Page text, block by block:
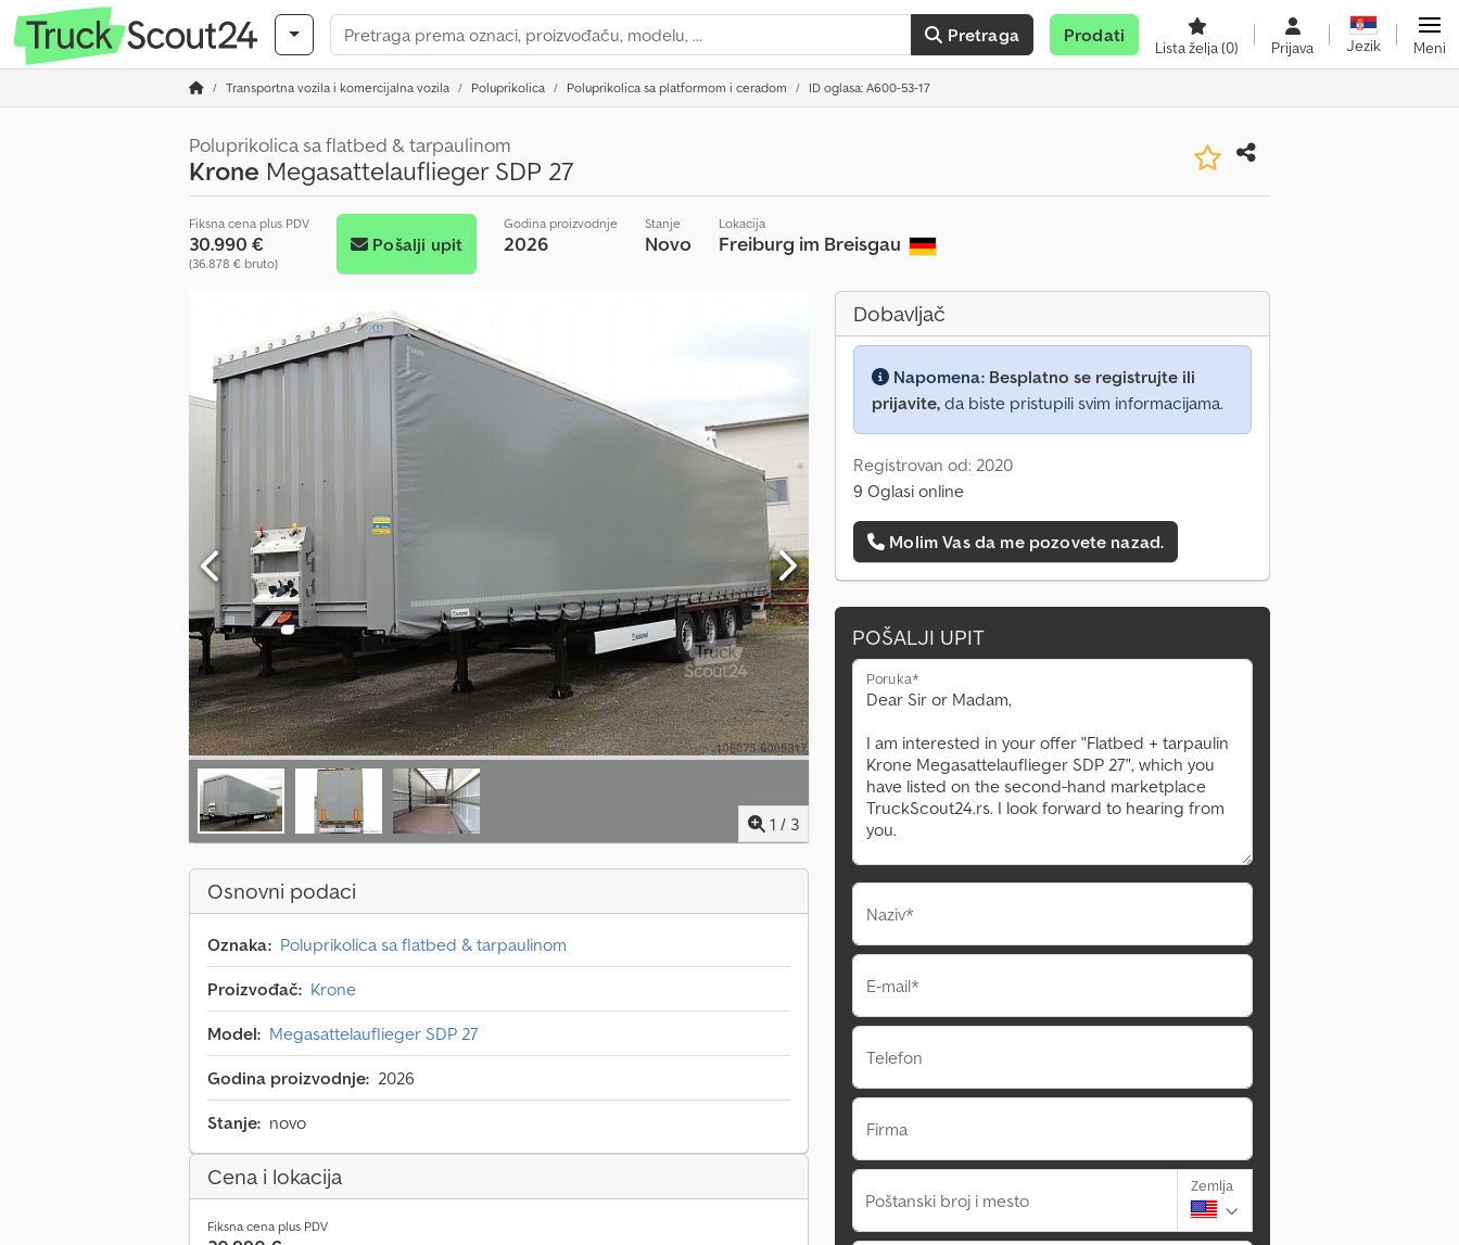
Pretraga Prodati
Lista želja(0) Prijava Jezik Meni
Transportna vozila i komercijalna vozila Poluprikolica Poluprikolica sa platformom i ceradom ID oglasa: A600-53-17
Poluprikolica sa flatbed & tarpaulinom
Krone Megasattelauflieger SDP 27
Fiksna cena plus PDV
30.990 €
(36.878 € bruto)
Pošalji upit
Godina proizvodnje
2026
Stanje
Novo
Lokacija
Freiburg im Breisgau
1 / 3
Osnovni podaci
Oznaka: Poluprikolica sa flatbed & tarpaulinom
Proizvođač: Krone
Model: Megasattelauflieger SDP 27
Godina proizvodnje: 2026
Stanje: novo
Cena i lokacija
Fiksna cena plus PDV
Dobavljač
Napomena: Besplatno se registrujte ili
prijavite, da biste pristupili svim informacijama.
Registrovan od: 2020
9 Oglasi online
Molim Vas da me pozovete nazad.
POŠALJI UPIT
Poruka*
Naziv*
E-mail*
Telefon
Firma
Poštanski broj i mesto
Zemlja